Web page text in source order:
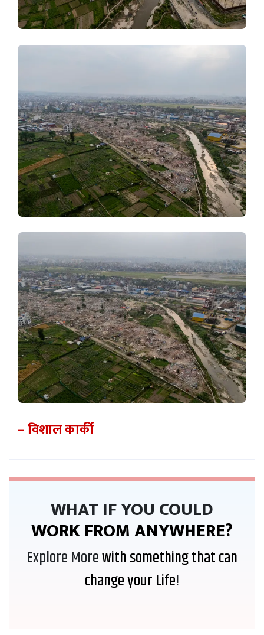
– विशाल कार्की
WHAT IF YOU COULD
WORK FROM ANYWHERE?
Explore Morewith something that can
change your Life!